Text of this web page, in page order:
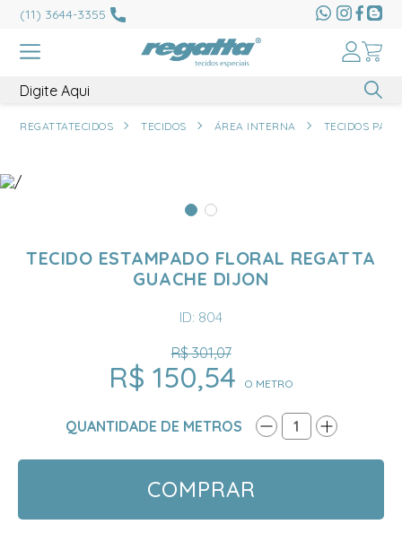
(11) 3644-3355
REGATTATECIDOS TECIDOS ÁREA INTERNA TECIDOS
TECIDO ESTAMPADO FLORAL REGATTA
GUACHE DIJON
ID: 804
R$ 150,54 O METRO
R$ 301,07
QUANTIDADE DE METROS 1
COMPRAR